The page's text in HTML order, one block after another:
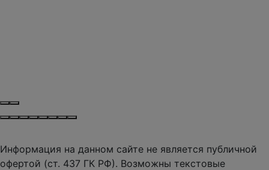
Информация на данном сайте не является публичной
офертой (ст. 437 ГК РФ). Возможны текстовые